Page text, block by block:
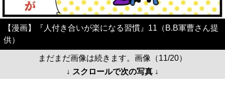
【漫画】『人付き合いが楽になる習慣』11（B.B軍曹さん提
供）
まだまだ画像は続きます。画像（11/20）
↓ スクロールで次の写真 ↓